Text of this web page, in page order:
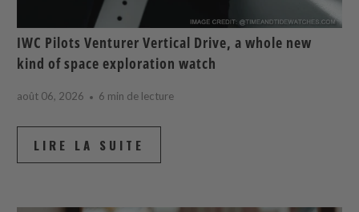
IWC Pilots Venturer Vertical Drive, a whole new
kind of space exploration watch
août 06, 2026 6 min de lecture
LIRE LA SUITE